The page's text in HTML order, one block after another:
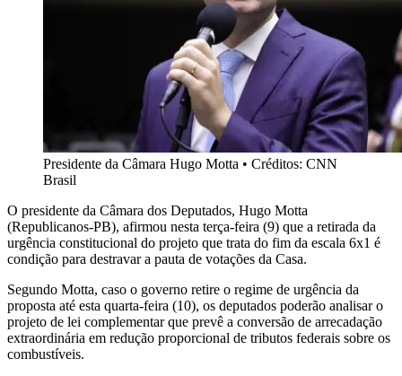
Presidente da Câmara Hugo Motta • Créditos: CNN
Brasil
O presidente da Câmara dos Deputados, Hugo Motta
(Republicanos-PB), afirmou nesta terça-feira (9) que a retirada da
urgência constitucional do projeto que trata do fim da escala 6x1 é
condição para destravar a pauta de votações da Casa.
Segundo Motta, caso o governo retire o regime de urgência da
proposta até esta quarta-feira (10), os deputados poderão analisar o
projeto de lei complementar que prevê a conversão de arrecadação
extraordinária em redução proporcional de tributos federais sobre os
combustíveis.